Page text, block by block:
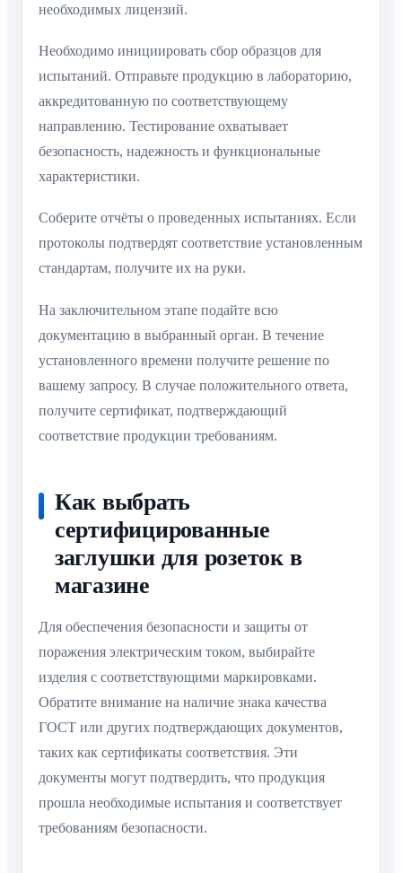
необходимых лицензий.
Необходимо инициировать сбор образцов для
испытаний. Отправьте продукцию в лабораторию,
аккредитованную по соответствующему
направлению. Тестирование охватывает
безопасность, надежность и функциональные
характеристики.
Соберите отчёты о проведенных испытаниях. Если
протоколы подтвердят соответствие установленным
стандартам, получите их на руки.
На заключительном этапе подайте всю
документацию в выбранный орган. В течение
установленного времени получите решение по
вашему запросу. В случае положительного ответа,
получите сертификат, подтверждающий
соответствие продукции требованиям.
Как выбрать
сертифицированные
заглушки для розеток в
магазине
Для обеспечения безопасности и защиты от
поражения электрическим током, выбирайте
изделия с соответствующими маркировками.
Обратите внимание на наличие знака качества
ГОСТ или других подтверждающих документов,
таких как сертификаты соответствия. Эти
документы могут подтвердить, что продукция
прошла необходимые испытания и соответствует
требованиям безопасности.